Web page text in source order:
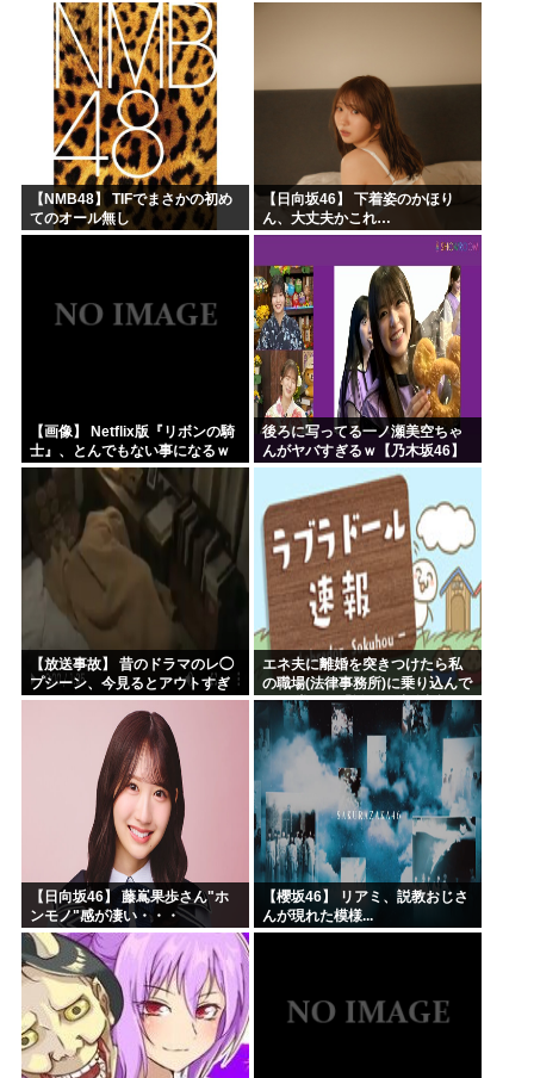
刑にならない罪なのに警察が死
刑にした！」 → 元警官のマジレ
スがコチラ → ………
取ってほしいんですけど！」な
【NMB48】 TIFでまさかの初め
てのオール無し
【日向坂46】 下着姿のかほり
ん、大丈夫かこれ…
【画像】 Netflix版『リボンの騎
士』、とんでもない事になるｗ
ｗｗｗｗ
後ろに写ってる一ノ瀬美空ちゃ
んがヤバすぎるｗ【乃木坂46】
【放送事故】 昔のドラマのレ◯
プシーン、今見るとアウトすぎ
る・・・
エネ夫に離婚を突きつけたら私
の職場(法律事務所)に乗り込んで
きた 堂々と「離婚の法律相談で
す。母の薦めでこちらに参りま
した」と言っているが、...
【日向坂46】 藤嶌果歩さん"ホ
ンモノ"感が凄い・・・
【櫻坂46】 リアミ、説教おじさ
んが現れた模様...